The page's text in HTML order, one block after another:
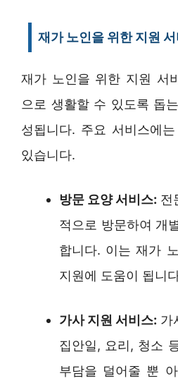
재가 노인을 위한 지원
재가 노인을 위한 지원 서
으로 생활할 수 있도록 돕
성됩니다. 주요 서비스에
있습니다.
방문 요양 서비스: 전
적으로 방문하여 개
합니다. 이는 재가
지원에 도움이 됩니
가사 지원 서비스: 가
집안일, 요리, 청소
부담을 덜어줄 뿐